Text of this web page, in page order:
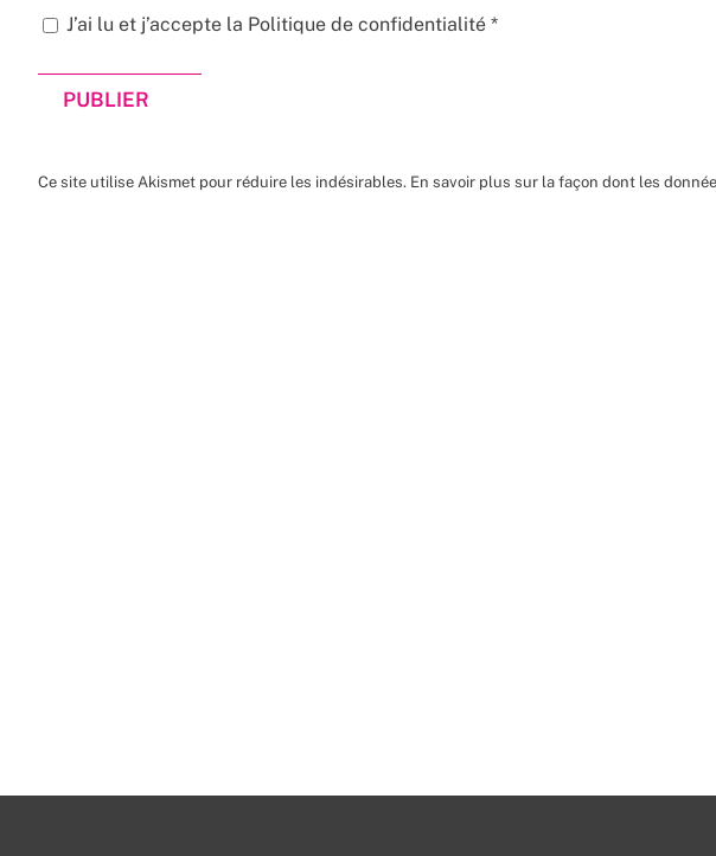
J’ai lu et j’accepte la Politique de confidentialité *
Ce site utilise Akismet pour réduire les indésirables. En savoir plus sur la façon dont les